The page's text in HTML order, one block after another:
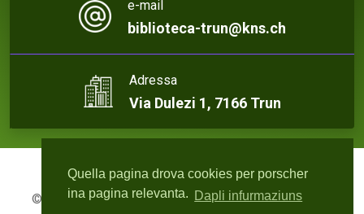
Quella pagina drova cookies per porscher
ina pagina relevanta. Dapli infurmaziuns
e-mail
biblioteca-trun@kns.ch
Adressa
Via Dulezi 1, 7166 Trun
© 2026 Biblioteca Trun | Webdesign:rute4.ch - Roger